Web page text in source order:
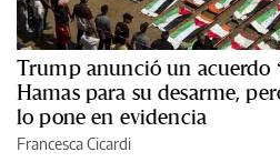
Trump anunció un acuerdo
Hamas para su desarme,
lo pone en evidencia
Francesca Cicardi